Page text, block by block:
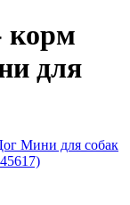
корм
для